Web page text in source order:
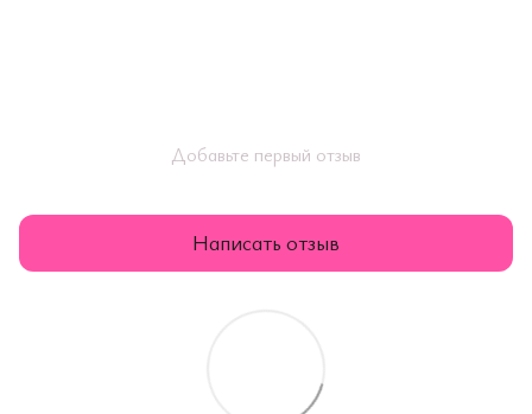
Добавьте первый отзыв
Написать отзыв